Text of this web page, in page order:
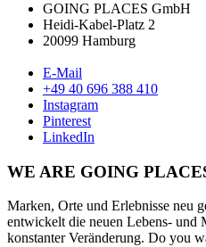
GOING PLACES GmbH
Heidi-Kabel-Platz 2
20099 Hamburg
E-Mail
+49 40 696 388 410
Instagram
Pinterest
LinkedIn
WE ARE GOING
Marken, Orte und Erlebnisse neu
entwickelt die neuen Lebens- und
konstanter Veränderung. Do you